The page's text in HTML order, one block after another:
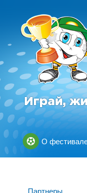
Играй,
О
Партнеры